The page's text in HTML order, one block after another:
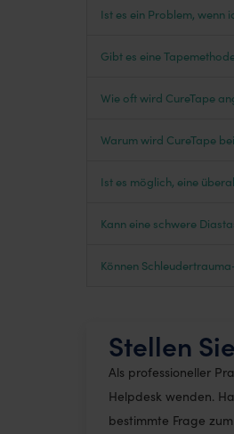
Ist es ein Problem, wenn
Gibt es eine
Wie oft wird CureTape
Warum wird CureTape
Ist es möglich, eine
Kann eine schwere
Können
Stellen
Als professioneller
Helpdesk wenden.
bestimmte Frage